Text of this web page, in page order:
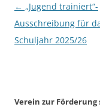
Beitragsnavigation
← „Jugend trainiert“-
Ausschreibung für
Schuljahr 2025/26
Verein zur